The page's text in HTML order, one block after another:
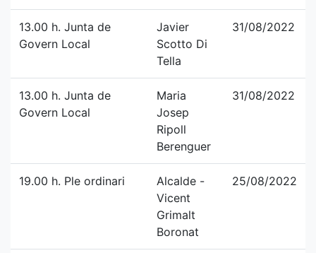
13.00 h. Junta de
Govern Local
Javier
Scotto Di
Tella
31/08/2022
13.00 h. Junta de
Govern Local
Maria
Josep
Ripoll
Berenguer
31/08/2022
19.00 h. Ple ordinari
Alcalde -
Vicent
Grimalt
Boronat
25/08/2022